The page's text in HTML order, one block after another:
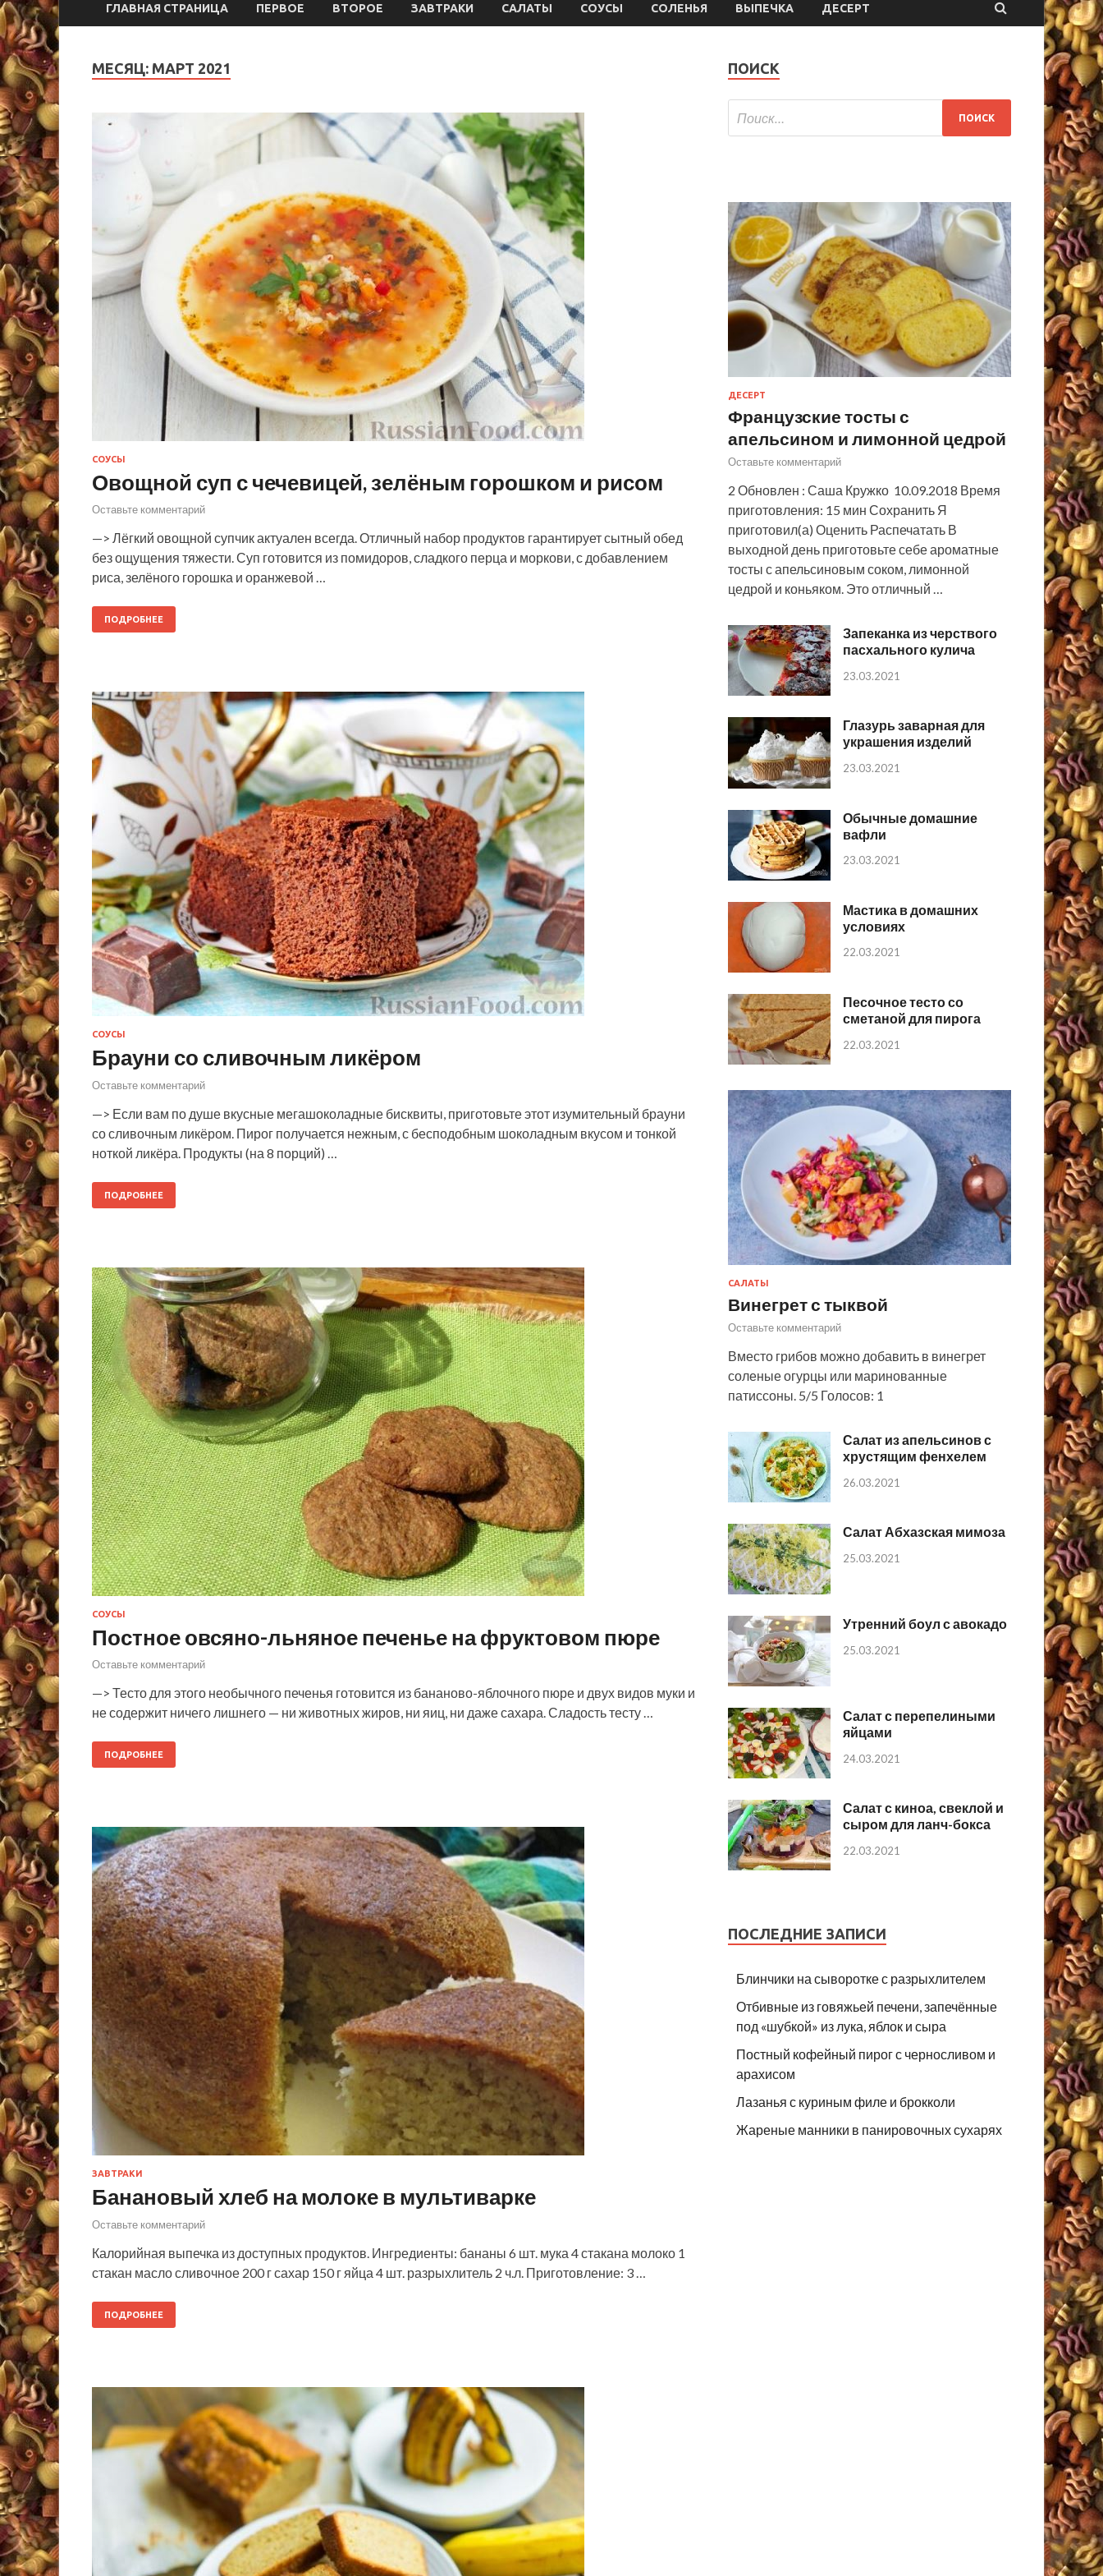
ГЛАВНАЯ СТРАНИЦА ПЕРВОЕ ВТОРОЕ ЗАВТРАКИ САЛАТЫ СОУСЫ СОЛЕНЬЯ ВЫПЕЧКА ДЕСЕРТ
МЕСЯЦ: МАРТ 2021
СОУСЫ
Овощной суп с чечевицей, зелёным горошком и рисом
Оставьте комментарий
—> Лёгкий овощной супчик актуален всегда. Отличный набор продуктов гарантирует сытный обед
без ощущения тяжести. Суп готовится из помидоров, сладкого перца и моркови, с добавлением
риса, зелёного горошка и оранжевой …
ПОДРОБНЕЕ
СОУСЫ
Брауни со сливочным ликёром
Оставьте комментарий
—> Если вам по душе вкусные мегашоколадные бисквиты, приготовьте этот изумительный брауни
со сливочным ликёром. Пирог получается нежным, с бесподобным шоколадным вкусом и тонкой
ноткой ликёра. Продукты (на 8 порций) …
ПОДРОБНЕЕ
СОУСЫ
Постное овсяно-льняное печенье на фруктовом пюре
Оставьте комментарий
—> Тесто для этого необычного печенья готовится из бананово-яблочного пюре и двух видов муки и
не содержит ничего лишнего — ни животных жиров, ни яиц, ни даже сахара. Сладость тесту …
ПОДРОБНЕЕ
ЗАВТРАКИ
Банановый хлеб на молоке в мультиварке
Оставьте комментарий
Калорийная выпечка из доступных продуктов. Ингредиенты: бананы 6 шт. мука 4 стакана молоко 1
стакан масло сливочное 200 г сахар 150 г яйца 4 шт. разрыхлитель 2 ч.л. Приготовление: 3 …
ПОДРОБНЕЕ
ПОИСК
ДЕСЕРТ
Французские тосты с
апельсином и лимонной цедрой
Оставьте комментарий
2 Обновлен : Саша Кружко 10.09.2018 Время
приготовления: 15 мин Сохранить Я
приготовил(а) Оценить Распечатать В
выходной день приготовьте себе ароматные
тосты с апельсиновым соком, лимонной
цедрой и коньяком. Это отличный …
Запеканка из черствого
пасхального кулича
23.03.2021
Глазурь заварная для
украшения изделий
23.03.2021
Обычные домашние
вафли
23.03.2021
Мастика в домашних
условиях
22.03.2021
Песочное тесто со
сметаной для пирога
22.03.2021
САЛАТЫ
Винегрет с тыквой
Оставьте комментарий
Вместо грибов можно добавить в винегрет
соленые огурцы или маринованные
патиссоны. 5/5 Голосов: 1
Салат из апельсинов с
хрустящим фенхелем
26.03.2021
Салат Абхазская мимоза
25.03.2021
Утренний боул с авокадо
25.03.2021
Салат с перепелиными
яйцами
24.03.2021
Салат с киноа, свеклой и
сыром для ланч-бокса
22.03.2021
ПОСЛЕДНИЕ ЗАПИСИ
Блинчики на сыворотке с разрыхлителем
Отбивные из говяжьей печени, запечённые
под «шубкой» из лука, яблок и сыра
Постный кофейный пирог с черносливом и
арахисом
Лазанья с куриным филе и брокколи
Жареные манники в панировочных сухарях